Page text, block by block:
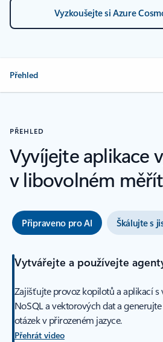
Vyzkoušejte si Azure
Přehled
PŘEHLED
Vyvíjejte aplikace
v libovolném
Připraveno pro AI Škálujte s
Vytvářejte a používejte
Zajišťujte provoz kopilotů a aplikací
NoSQL a vektorových dat a
otázek v přirozeném jazyce.
Přehrát video